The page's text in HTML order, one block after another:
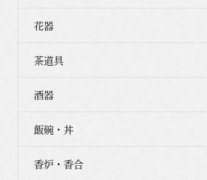
花器
茶道具
酒器
飯碗・丼
香炉・香合